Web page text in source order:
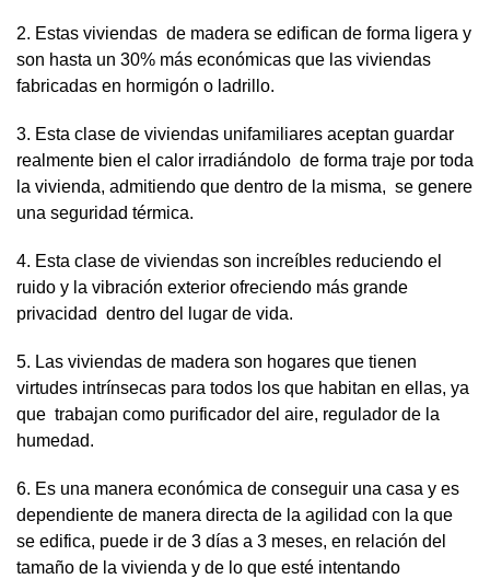
2. Estas viviendas de madera se edifican de forma ligera y
son hasta un 30% más económicas que las viviendas
fabricadas en hormigón o ladrillo.
3. Esta clase de viviendas unifamiliares aceptan guardar
realmente bien el calor irradiándolo de forma traje por toda
la vivienda, admitiendo que dentro de la misma, se genere
una seguridad térmica.
4. Esta clase de viviendas son increíbles reduciendo el
ruido y la vibración exterior ofreciendo más grande
privacidad dentro del lugar de vida.
5. Las viviendas de madera son hogares que tienen
virtudes intrínsecas para todos los que habitan en ellas, ya
que trabajan como purificador del aire, regulador de la
humedad.
6. Es una manera económica de conseguir una casa y es
dependiente de manera directa de la agilidad con la que
se edifica, puede ir de 3 días a 3 meses, en relación del
tamaño de la vivienda y de lo que esté intentando